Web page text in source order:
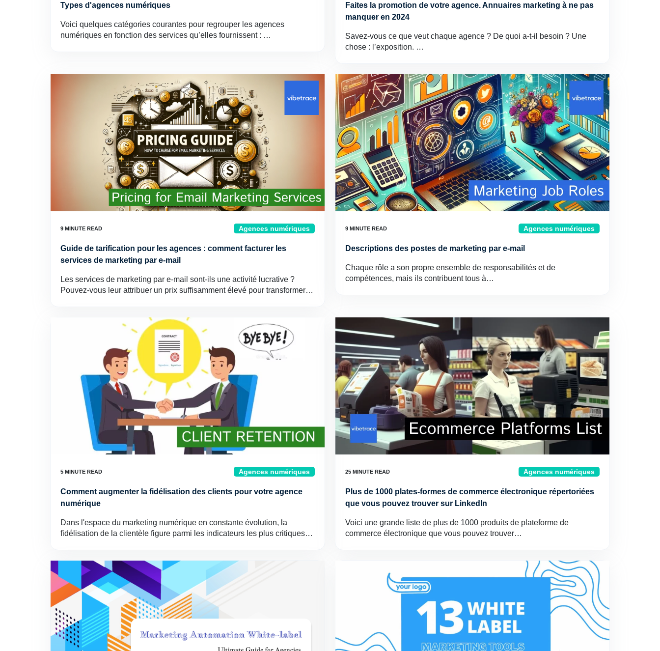
Types d'agences numériques
Voici quelques catégories courantes pour regrouper les agences
numériques en fonction des services qu’elles fournissent : …
Faites la promotion de votre agence. Annuaires marketing à ne pas
manquer en 2024
Savez-vous ce que veut chaque agence ? De quoi a-t-il besoin ? Une
chose : l’exposition. …
Agences numériques
Guide de tarification pour les agences : comment facturer les
services de marketing par e-mail
Les services de marketing par e-mail sont-ils une activité lucrative ?
Pouvez-vous leur attribuer un prix suffisamment élevé pour transformer…
Agences numériques
Descriptions des postes de marketing par e-mail
Chaque rôle a son propre ensemble de responsabilités et de
compétences, mais ils contribuent tous à…
Agences numériques
Comment augmenter la fidélisation des clients pour votre agence
numérique
Dans l'espace du marketing numérique en constante évolution, la
fidélisation de la clientèle figure parmi les indicateurs les plus critiques…
Agences numériques
Plus de 1000 plates-formes de commerce électronique répertoriées
que vous pouvez trouver sur LinkedIn
Voici une grande liste de plus de 1000 produits de plateforme de
commerce électronique que vous pouvez trouver…